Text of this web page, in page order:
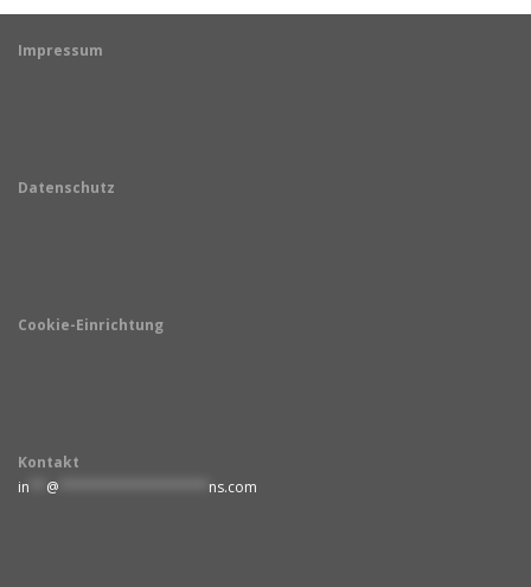
Impressum
Datenschutz
Cookie-Einrichtung
Kontakt
in
@ ns.com